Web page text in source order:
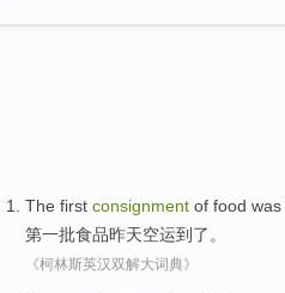
The first consignment of food was
第一批食品昨天空运到了。
《柯林斯英汉双解大词典》